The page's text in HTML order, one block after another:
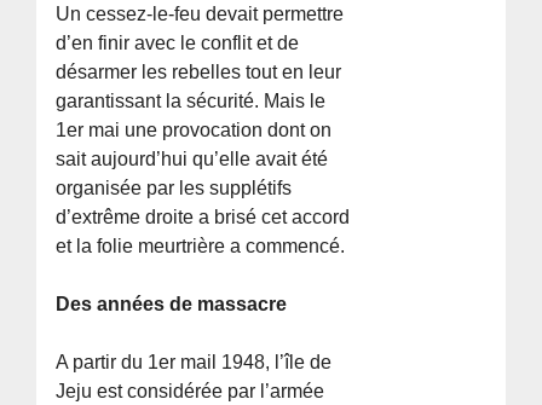
Un cessez-le-feu devait permettre
d’en finir avec le conflit et de
désarmer les rebelles tout en leur
garantissant la sécurité. Mais le
1er mai une provocation dont on
sait aujourd’hui qu’elle avait été
organisée par les supplétifs
d’extrême droite a brisé cet accord
et la folie meurtrière a commencé.
Des années de massacre
A partir du 1er mail 1948, l’île de
Jeju est considérée par l’armée